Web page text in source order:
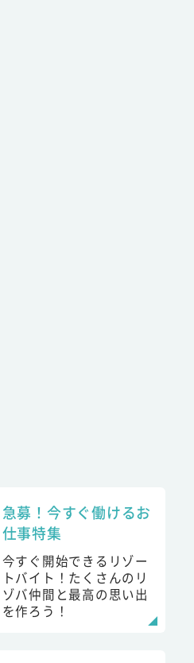
急募！今すぐ働けるお
仕事特集
今すぐ開始できるリゾー
トバイト！たくさんのリ
ゾバ仲間と最高の思い出
を作ろう！